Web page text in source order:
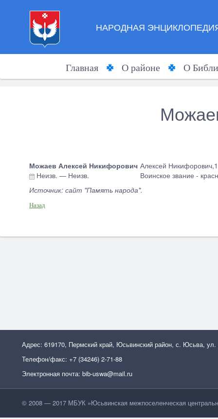
НАРОДНАЯ
Главная О районе О
Можаев Алексей Никифорович
Неизв. — Неизв.
Алексей
Воинское звание -
Источник: сайт "Память народа".
Назад
Адрес: 619170, Пермский край, Юсьвинский район, с. Юсьва, ул.
Телефон/факс: +7 (34246) 2-71-88
Электронная почта: bib-uswa@mail.ru
© 2008 — 2017 МБУК »Юсьвинская межпоселенческая